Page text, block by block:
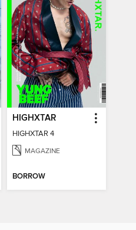
HIGHXTAR
HIGHXTAR 4
MAGAZINE
BORROW